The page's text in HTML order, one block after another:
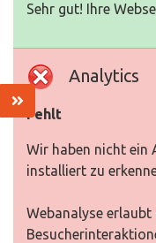
Sehr gut! Ihre
Analytics
Fehlt
Wir haben nicht ein
installiert zu
Webanalyse